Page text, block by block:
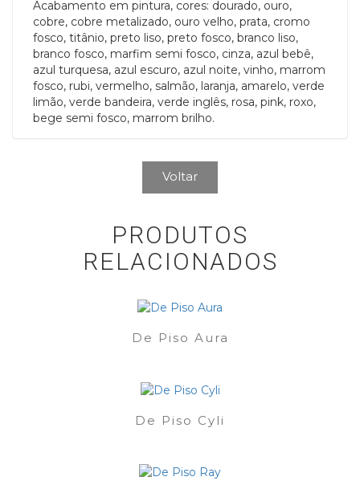
Acabamento em pintura, cores: dourado, ouro,
cobre, cobre metalizado, ouro velho, prata, cromo
fosco, titânio, preto liso, preto fosco, branco liso,
branco fosco, marfim semi fosco, cinza, azul bebê,
azul turquesa, azul escuro, azul noite, vinho, marrom
fosco, rubi, vermelho, salmão, laranja, amarelo, verde
limão, verde bandeira, verde inglês, rosa, pink, roxo,
bege semi fosco, marrom brilho.
Voltar
PRODUTOS
RELACIONADOS
De Piso Aura
De Piso Cyli